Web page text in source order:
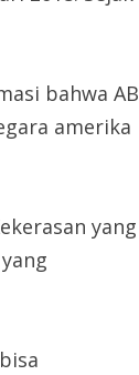
bahwa
amerika
yang